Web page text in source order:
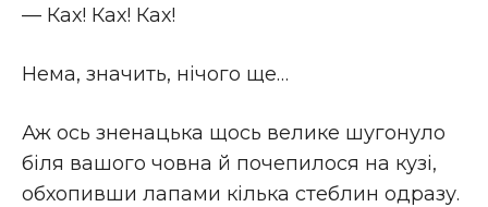
— Ках! Ках! Ках!
Нема, значить, нiчого ще…
Аж ось зненацька щось велике шугонуло
бiля вашого човна й почепилося на кузi,
обхопивши лапами кiлька стеблин одразу.